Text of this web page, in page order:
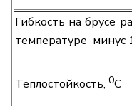
Гибкость на брусе
температуре минус
Теплостойкость, 0С